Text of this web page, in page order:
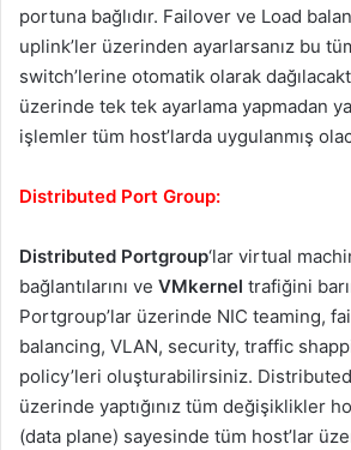
portuna bağlıdır. Failover ve Load
uplink’ler üzerinden ayarlarsanız bu
switch’lerine otomatik olarak
üzerinde tek tek ayarlama yapmadan
işlemler tüm host’larda uygulanmış
Distributed Port Group:
Distributed Portgroup‘lar virtual
bağlantılarını ve VMkernel trafiğini
Portgroup’lar üzerinde NIC teaming,
balancing, VLAN, security, traffic
policy’leri oluşturabilirsiniz.
üzerinde yaptığınız tüm değişiklikler
(data plane) sayesinde tüm host’lar